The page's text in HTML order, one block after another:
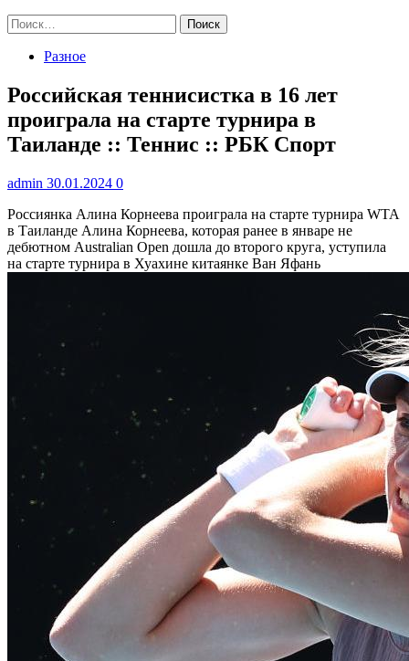
Найти:
Разное
Российская теннисистка в 16 лет
проиграла на старте турнира в
Таиланде :: Теннис :: РБК Спорт
admin 30.01.2024 0
Россиянка Алина Корнеева проиграла на старте турнира WTA
в Таиланде Алина Корнеева, которая ранее в январе не
дебютном Australian Open дошла до второго круга, уступила
на старте турнира в Хуахине китаянке Ван Яфань